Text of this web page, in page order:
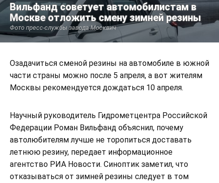
Вильфанд советует автомобилистам в
Москве отложить смену зимней резины
Фото пресс-службы завода Москвич
Озадачиться сменой резины на автомобиле в южной
части страны можно после 5 апреля, а вот жителям
Москвы рекомендуется дождаться 10 апреля.
Научный руководитель Гидрометцентра Российской
Федерации Роман Вильфанд объяснил, почему
автолюбителям лучше не торопиться доставать
летнюю резину, передает информационное
агентство РИА Новости. Синоптик заметил, что
отказываться от зимней резины следует в том